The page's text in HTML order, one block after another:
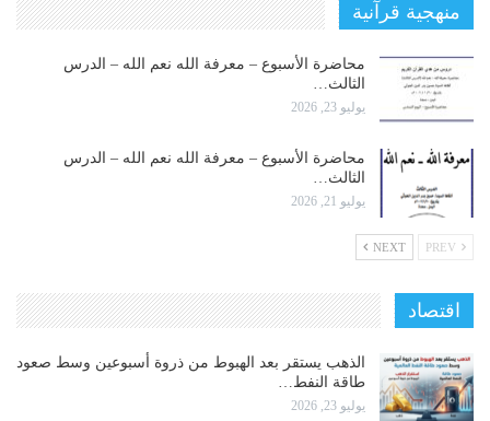
منهجية قرآنية
محاضرة الأسبوع – معرفة الله نعم الله – الدرس
الثالث…
يوليو 23, 2026
محاضرة الأسبوع – معرفة الله نعم الله – الدرس
الثالث…
يوليو 21, 2026
NEXT
اقتصاد
الذهب يستقر بعد الهبوط من ذروة أسبوعين وسط صعود
طاقة النفط…
يوليو 23, 2026